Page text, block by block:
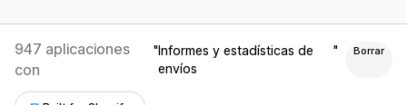
947 aplicaciones
con
Informes y estadísticas de
envíos
Borrar